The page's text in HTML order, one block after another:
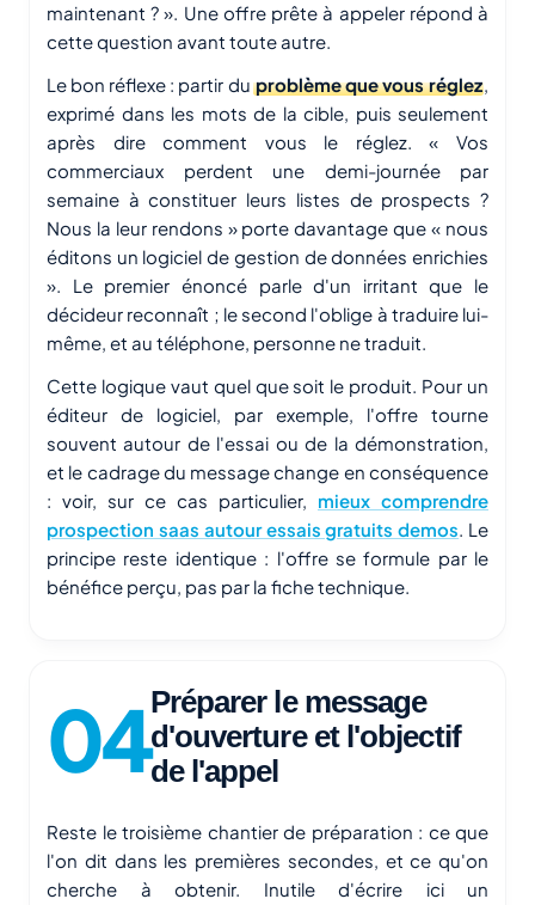
maintenant ? ». Une offre prête à appeler répond à
cette question avant toute autre.
Le bon réflexe : partir duproblème que vous réglez,
exprimé dans les mots de la cible, puis seulement
après dire comment vous le réglez. « Vos
commerciaux perdent une demi-journée par
semaine à constituer leurs listes de prospects ?
Nous la leur rendons » porte davantage que « nous
éditons un logiciel de gestion de données enrichies
». Le premier énoncé parle d'un irritant que le
décideur reconnaît ; le second l'oblige à traduire lui-
même, et au téléphone, personne ne traduit.
Cette logique vaut quel que soit le produit. Pour un
éditeur de logiciel, par exemple, l'offre tourne
souvent autour de l'essai ou de la démonstration,
et le cadrage du message change en conséquence
: voir, sur ce cas particulier, mieux comprendre
prospection saas autour essais gratuits demos. Le
principe reste identique : l'offre se formule par le
bénéfice perçu, pas par la fiche technique.
Préparer le message
d'ouverture et l'objectif
de l'appel
Reste le troisième chantier de préparation : ce que
l'on dit dans les premières secondes, et ce qu'on
cherche à obtenir. Inutile d'écrire ici un